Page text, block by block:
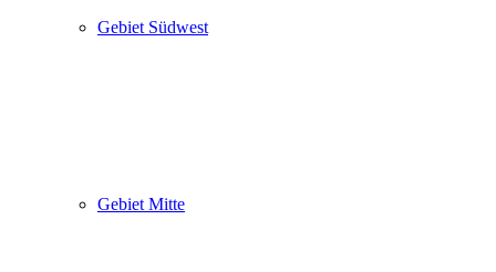
Gebiet Südwest
Gebiet Mitte